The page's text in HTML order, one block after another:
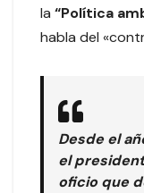
la “Política
habla del
Desde el
el
oficio que